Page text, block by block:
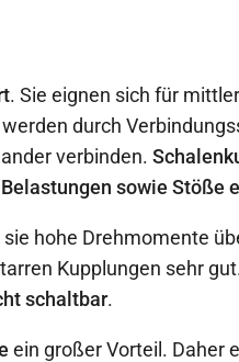
. Sie eignen sich für
durch
verbinden.
sowie Stöße
hohe Drehmomente
Kupplungen sehr
schaltbar.
ein großer Vorteil. Daher